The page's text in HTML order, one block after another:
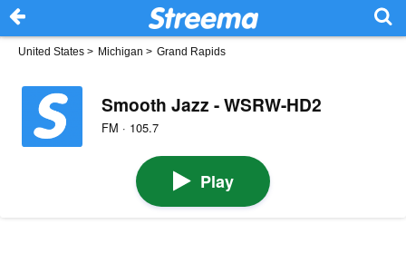
United States > Michigan > Grand Rapids
Smooth Jazz - WSRW-HD2
FM · 105.7
Play